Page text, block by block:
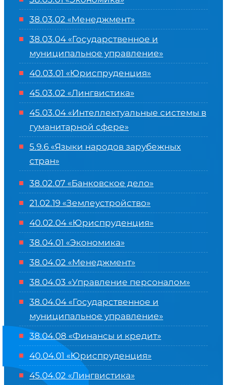
38.03.02 «Менеджмент»
38.03.04 «Государственное и
муниципальное управление»
40.03.01 «Юриспруденция»
45.03.02 «Лингвистика»
45.03.04 «Интеллектуальные системы в
гуманитарной сфере»
5.9.6 «Языки народов зарубежных
стран»
38.02.07 «Банковское дело»
21.02.19 «Землеустройство»
40.02.04 «Юриспруденция»
38.04.01 «Экономика»
38.04.02 «Менеджмент»
38.04.03 «Управление персоналом»
38.04.04 «Государственное и
муниципальное управление»
38.04.08 «Финансы и кредит»
40.04.01 «Юриспруденция»
45.04.02 «Лингвистика»